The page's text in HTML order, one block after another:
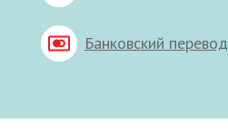
Банковский перевод